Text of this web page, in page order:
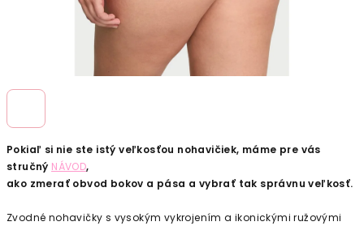
Pokiaľ si nie ste istý veľkosťou nohavičiek, máme pre vás
stručný NÁVOD,
ako zmerať obvod bokov a pása a vybrať tak správnu veľkosť.
Zvodné nohavičky s vysokým vykrojením a ikonickými ružovými